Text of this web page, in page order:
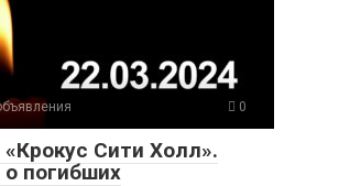
0
«Крокус Сити Холл».
погибших